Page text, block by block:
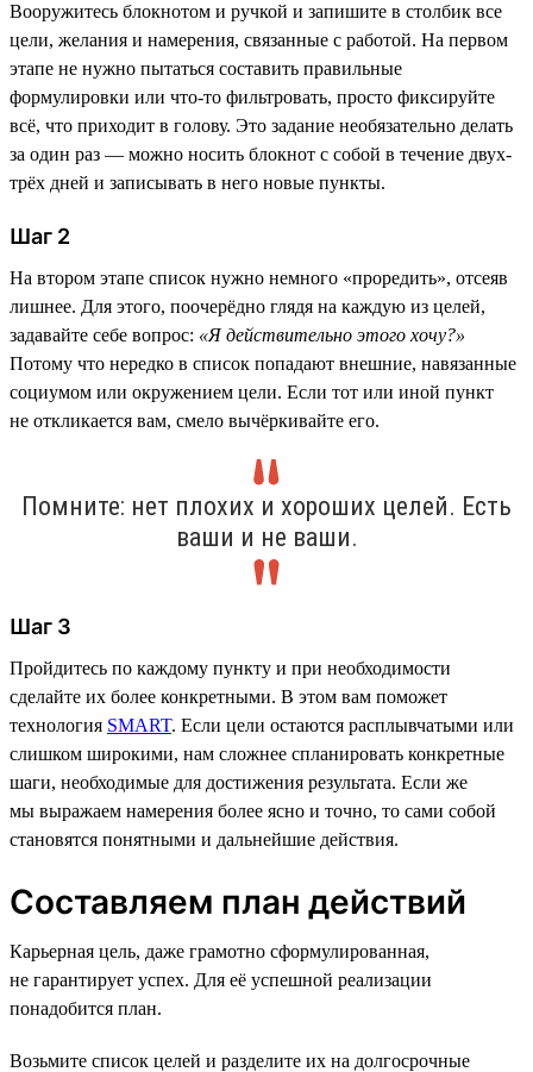
Вооружитесь блокнотом и ручкой и запишите в столбик все
цели, желания и намерения, связанные с работой. На первом
этапе не нужно пытаться составить правильные
формулировки или что-то фильтровать, просто фиксируйте
всё, что приходит в голову. Это задание необязательно делать
за один раз — можно носить блокнот с собой в течение двух-
трёх дней и записывать в него новые пункты.
Шаг 2
На втором этапе список нужно немного «проредить», отсеяв
лишнее. Для этого, поочерёдно глядя на каждую из целей,
задавайте себе вопрос: «Я действительно этого хочу?»
Потому что нередко в список попадают внешние, навязанные
социумом или окружением цели. Если тот или иной пункт
не откликается вам, смело вычёркивайте его.
Помните: нет плохих и хороших целей. Есть
ваши и не ваши.
Шаг 3
Пройдитесь по каждому пункту и при необходимости
сделайте их более конкретными. В этом вам поможет
технология SMART. Если цели остаются расплывчатыми или
слишком широкими, нам сложнее спланировать конкретные
шаги, необходимые для достижения результата. Если же
мы выражаем намерения более ясно и точно, то сами собой
становятся понятными и дальнейшие действия.
Составляем план действий
Карьерная цель, даже грамотно сформулированная,
не гарантирует успех. Для её успешной реализации
понадобится план.
Возьмите список целей и разделите их на долгосрочные